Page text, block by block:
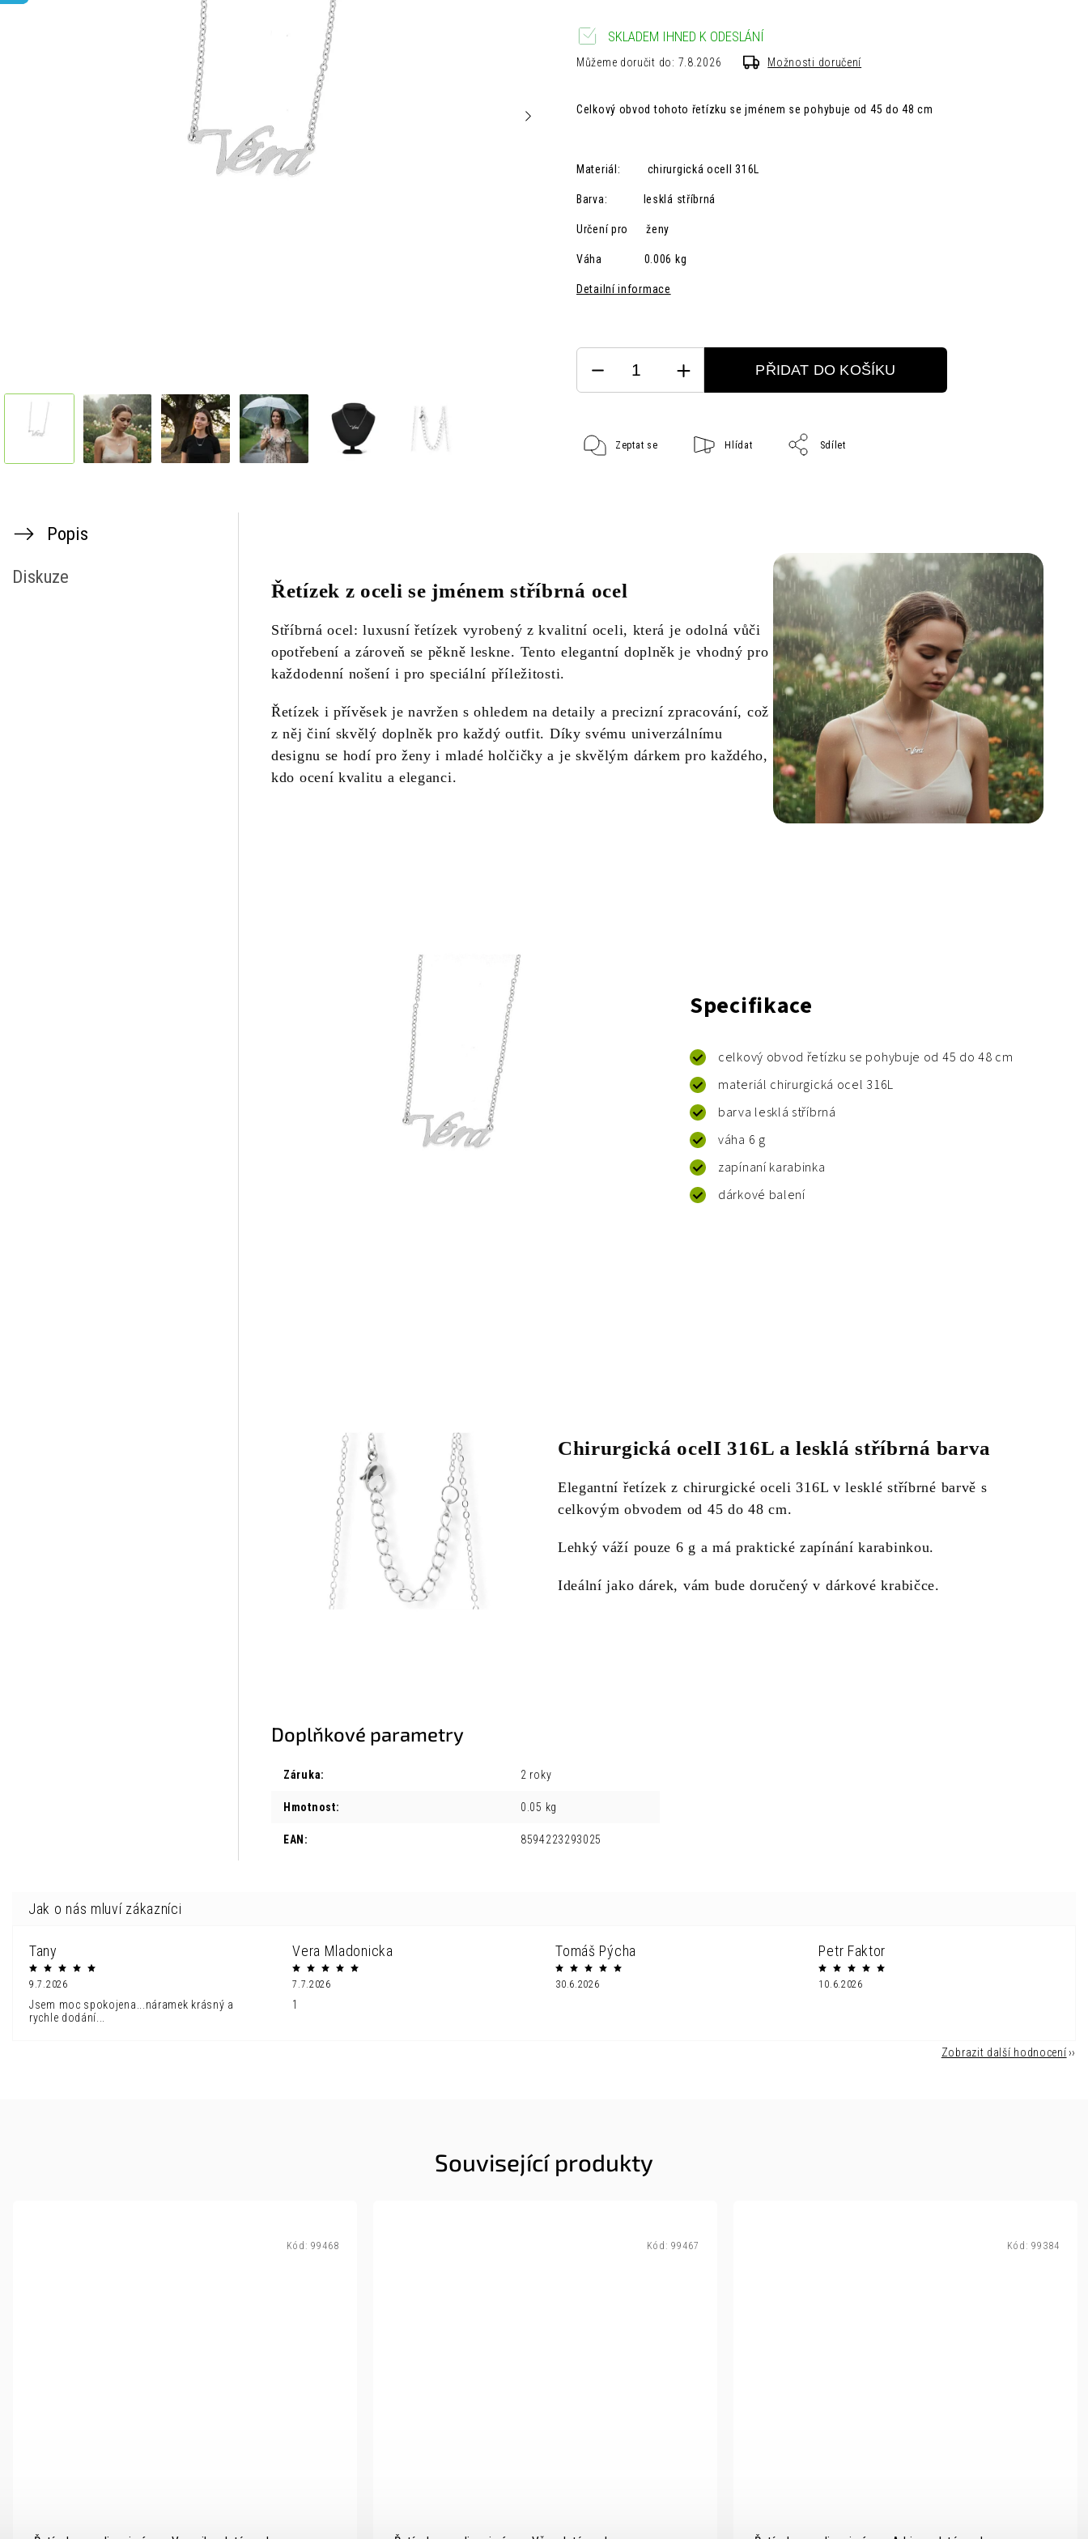
Celkový obvod tohoto řetízku se jménem se pohybuje od 45 do 48 cm
Materiál: chirurgická ocelI 316L
Barva: lesklá stříbrná
Určení pro ženy
Váha 0.006 kg
Detailní informace
SKLADEM IHNED K ODESLÁNÍ
Můžeme doručit do: 7.8.2026 Možnosti doručení
PŘIDAT DO KOŠÍKU
Zeptat se Hlídat Sdílet
Popis
Diskuze
Řetízek z oceli se jménem stříbrná ocel
Stříbrná ocel: luxusní řetízek vyrobený z kvalitní oceli, která je odolná vůči
opotřebení a zároveň se pěkně leskne. Tento elegantní doplněk je vhodný pro
každodenní nošení i pro speciální příležitosti.
Řetízek i přívěsek je navržen s ohledem na detaily a precizní zpracování, což
z něj činí skvělý doplněk pro každý outfit. Díky svému univerzálnímu
designu se hodí pro ženy i mladé holčičky a je skvělým dárkem pro každého,
kdo ocení kvalitu a eleganci.
Specifikace
celkový obvod řetízku se pohybuje od 45 do 48 cm
materiál chirurgická ocel 316L
barva lesklá stříbrná
váha 6 g
zapínaní karabinka
dárkové balení
Chirurgická ocelI 316L a lesklá stříbrná barva
Elegantní řetízek z chirurgické oceli 316L v lesklé stříbrné barvě s
celkovým obvodem od 45 do 48 cm.
Lehký váží pouze 6 g a má praktické zapínání karabinkou.
Ideální jako dárek, vám bude doručený v dárkové krabičce.
Doplňkové parametry
Záruka: 2 roky
Hmotnost: 0.05 kg
EAN : 8594223293025
Tany
9.7.2026
Jsem moc spokojena...náramek krásný a
rychle dodání...
Vera Mladonicka
7.7.2026
1
Tomáš Pýcha
30.6.2026
Petr Faktor
10.6.2026
Zobrazit další hodnocení
Související produkty
Kód: 99468 Kód: 99467 Kód: 99384